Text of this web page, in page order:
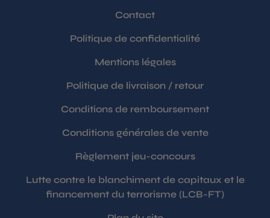
Contact
Politique de confidentialité
Mentions légales
Politique de livraison / retour
Conditions de remboursement
Conditions générales de vente
Règlement jeu-concours
Lutte contre le blanchiment de capitaux et le
financement du terrorisme (LCB-FT)